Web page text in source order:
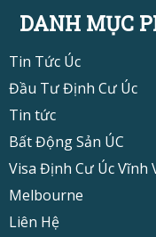
DANH MỤC
Tin Tức Úc
Đầu Tư Định Cư Úc
Tin tức
Bất Động Sản ÚC
Visa Định Cư Úc Vĩnh
Melbourne
Liên Hệ